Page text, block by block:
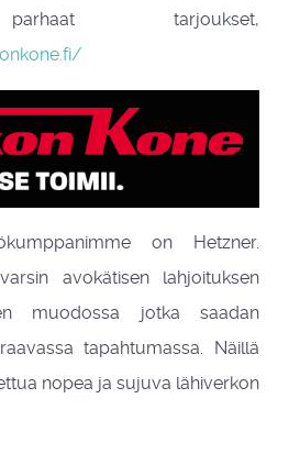
tarjoukset,
on Hetzner.
avokätisen lahjoituksen
muodossa jotka saadan
tapahtumassa. Näillä
nopea ja sujuva lähiverkon